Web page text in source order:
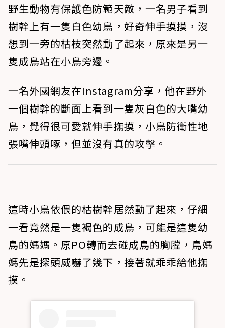
野生動物有保護色防範天敵，一名男子看到
樹幹上有一隻白色幼鳥，好奇伸手摸摸，沒
想到一旁的枯枝突然動了起來，原來是另一
隻成鳥站在小鳥旁邊。
一名外國網友在Instagram分享，他在野外
一個樹幹的斷面上看到一隻灰白色的大嘴幼
鳥，覺得很可愛就伸手撫摸，小鳥防衛性地
張嘴伸頭啄，但並沒有真的攻擊。
這時小鳥依偎的枯樹幹居然動了起來，仔細
一看竟然是一隻褐色的成鳥，可能是這隻幼
鳥的媽媽。原PO轉而去碰成鳥的胸膛，鳥媽
媽先是探頭威嚇了幾下，接著就乖乖給他撫
摸。